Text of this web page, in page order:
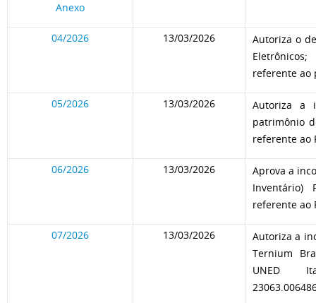
Anexo
04/2026 13/03/2026
Autoriza o
referente ao
05/2026 13/03/2026
Autoriza a
patrimônio
referente ao
06/2026 13/03/2026
Aprova a
Inventário)
referente ao
07/2026 13/03/2026
Autoriza a
Ternium
UNED